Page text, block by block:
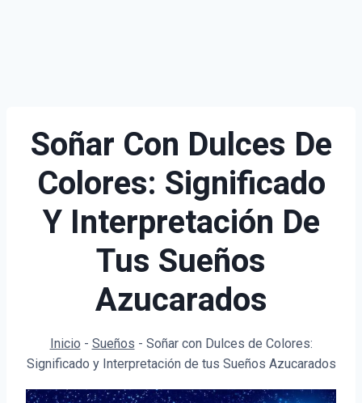
Soñar Con Dulces De
Colores: Significado
Y Interpretación De
Tus Sueños
Azucarados
Inicio - Sueños - Soñar con Dulces de Colores:
Significado y Interpretación de tus Sueños Azucarados